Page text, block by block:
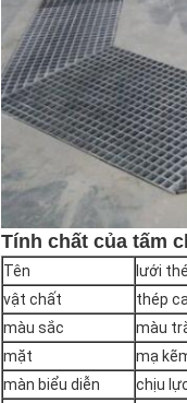
Tính chất của tấm
Tên
lưới
vật chất
thép
màu sắc
màu
mặt
mạ
màn biểu diễn
chịu